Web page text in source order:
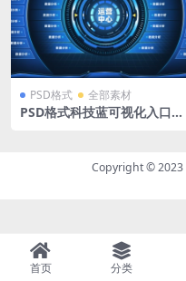
PSD格式 全部素材
PSD格式科技蓝可视化入口导
Copyright © 2023
首页 分类